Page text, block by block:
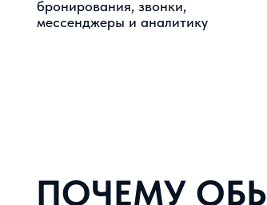
Он оценивает